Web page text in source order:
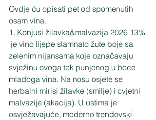
Ovdje ću opisati pet od spomenutih
osam vina.
1. Konjusi žilavka&malvazija 2026 13%
je vino lijepe slamnato žute boje sa
zelenim nijansama koje označavaju
svježinu ovoga tek punjenog u boce
mladoga vina. Na nosu osjete se
herbalni mirisi žilavke (smilje) i cvjetni
malvazije (akacija). U ustima je
osvježavajuće, moderno trendovski